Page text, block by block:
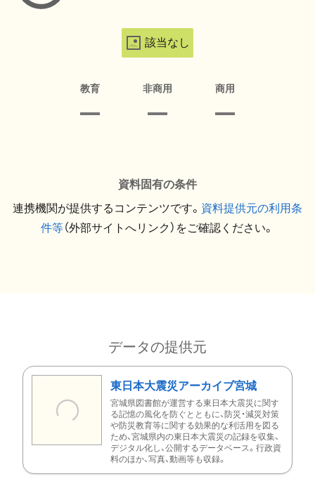
該当なし
教育 非商用 商用
資料固有の条件
連携機関が提供するコンテンツです。 資料提供元の利用条
件等（外部サイトへリンク）をご確認ください。
データの提供元
東日本大震災アーカイブ宮城
宮城県図書館が運営する東日本大震災に関す
る記憶の風化を防ぐとともに、防災・減災対策
や防災教育等に関する効果的な利活用を図る
ため、宮城県内の東日本大震災の記録を収集、
デジタル化し、公開するデータベース。行政資
料のほか、写真、動画等も収録。